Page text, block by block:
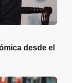
desde el